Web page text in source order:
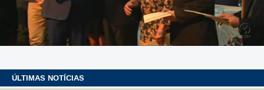
ÚLTIMAS NOTÍCIAS